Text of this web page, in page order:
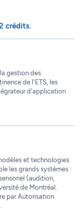
crédits.
gestion des
de l'ETS, les
d'application
et technologies
les grands systèmes :
(audition,
de Montréal.
par Autorisation